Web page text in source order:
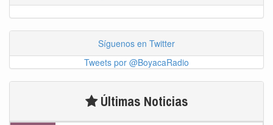
Síguenos en Twitter
Tweets por @BoyacaRadio
Últimas Noticias